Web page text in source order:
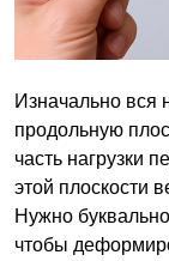
Изначально вся
продольную
часть нагрузки
этой плоскости
Нужно
чтобы